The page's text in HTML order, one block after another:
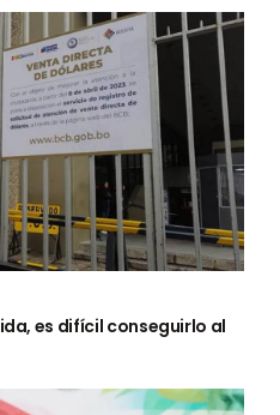
es difícil conseguirlo al